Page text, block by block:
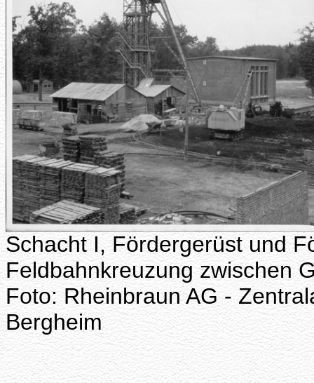
Schacht I, Fördergerüst und
Feldbahnkreuzung zwischen
Foto: Rheinbraun AG -
Bergheim